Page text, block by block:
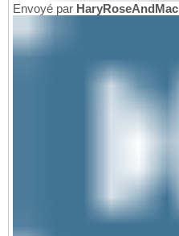
Envoyé par HaryRoseAndMac